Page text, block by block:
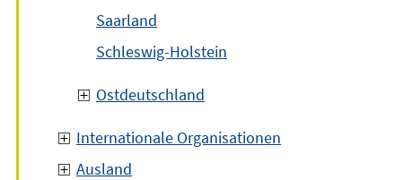
Saarland
Schleswig-Holstein
Ostdeutschland
Internationale Organisationen
Ausland